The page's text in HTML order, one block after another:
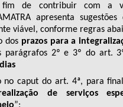
de contribuir com a
apresenta
viável, conforme regras
dos prazos para a
parágrafos 2º e 3º do art.
no caput do art. 4ª, para
de serviços
”;